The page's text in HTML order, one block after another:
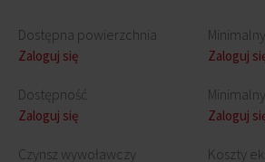
Dostępna powierzchnia
Zaloguj się
Dostępność
Zaloguj się
Czynsz wywoławczy
Zaloguj
Zaloguj
Koszty